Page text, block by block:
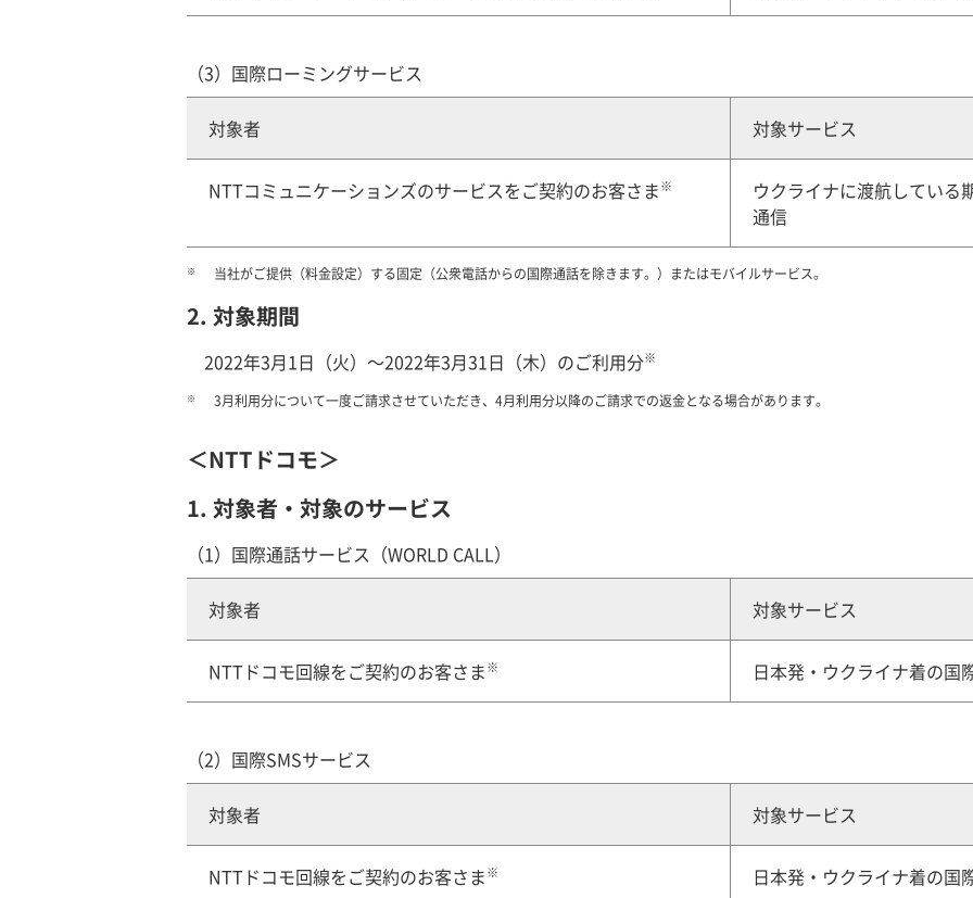
（3）国際ローミングサービス
対象者 対象サービス
NTTコミュニケーションズのサービスをご契約のお客さま※
ウクライナに渡航している
通信
※ 当社がご提供（料金設定）する固定（公衆電話からの国際通話を除きます。）またはモバイルサービス。
2. 対象期間
2022年3月1日（火）～2022年3月31日（木）のご利用分※
※ 3月利用分について一度ご請求させていただき、4月利用分以降のご請求での返金となる場合があります。
＜NTTドコモ＞
1. 対象者・対象のサービス
（1）国際通話サービス（WORLD CALL）
対象者 対象サービス
NTTドコモ回線をご契約のお客さま※ 日本発・ウクライナ着の国
（2）国際SMSサービス
対象者 対象サービス
NTTドコモ回線をご契約のお客さま※ 日本発・ウクライナ着の国